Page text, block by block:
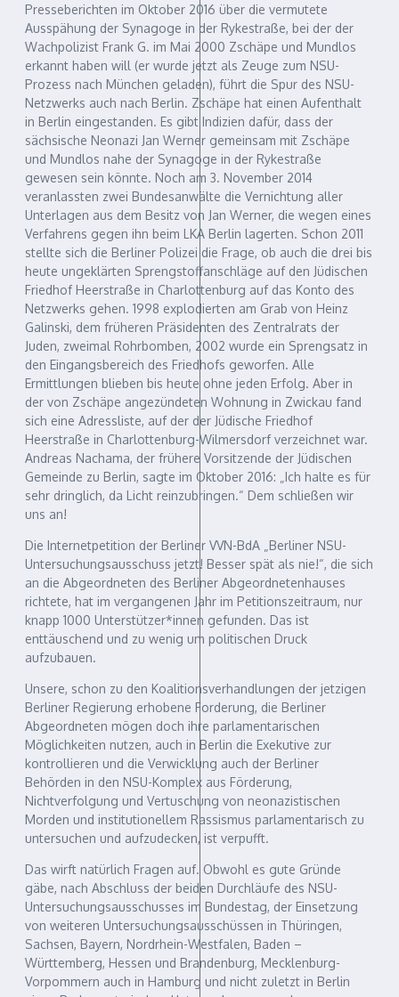
Presseberichten im Oktober 2016 über die vermutete
Ausspähung der Synagoge in der Rykestraße, bei der der
Wachpolizist Frank G. im Mai 2000 Zschäpe und Mundlos
erkannt haben will (er wurde jetzt als Zeuge zum NSU-
Prozess nach München geladen), führt die Spur des NSU-
Netzwerks auch nach Berlin. Zschäpe hat einen Aufenthalt
in Berlin eingestanden. Es gibt Indizien dafür, dass der
sächsische Neonazi Jan Werner gemeinsam mit Zschäpe
und Mundlos nahe der Synagoge in der Rykestraße
gewesen sein könnte. Noch am 3. November 2014
veranlassten zwei Bundesanwälte die Vernichtung aller
Unterlagen aus dem Besitz von Jan Werner, die wegen eines
Verfahrens gegen ihn beim LKA Berlin lagerten. Schon 2011
stellte sich die Berliner Polizei die Frage, ob auch die drei bis
heute ungeklärten Sprengstoff­anschläge auf den Jüdischen
Friedhof Heerstraße in Charlottenburg auf das Konto des
Netzwerks gehen. 1998 explodierten am Grab von Heinz
Galinski, dem früheren Präsidenten des Zentralrats der
Juden, zweimal Rohrbomben, 2002 wurde ein Sprengsatz in
den Eingangsbereich des Friedhofs geworfen. Alle
Ermittlungen blieben bis heute ohne jeden Erfolg. Aber in
der von Zschäpe angezündeten Wohnung in Zwickau fand
sich eine Adressliste, auf der der Jüdische Friedhof
Heerstraße in Charlottenburg-Wilmersdorf verzeichnet war.
Andreas Nachama, der frühere Vorsitzende der Jüdischen
Gemeinde zu Berlin, sagte im Oktober 2016: „Ich halte es für
sehr dringlich, da Licht reinzubringen.“ Dem schließen wir
uns an!
Die Internetpetition der Berliner VVN-BdA „Berliner NSU-
Untersuchungsausschuss jetzt! Besser spät als nie!“, die sich
an die Abgeordneten des Berliner Abgeordnetenhauses
richtete, hat im vergangenen Jahr im Petitionszeitraum, nur
knapp 1000 Unterstützer*innen gefunden. Das ist
enttäuschend und zu wenig um politischen Druck
aufzubauen.
Unsere, schon zu den Koalitionsverhandlungen der jetzigen
Berliner Regierung erhobene Forderung, die Berliner
Abgeordneten mögen doch ihre parlamentarischen
Möglichkeiten nutzen, auch in Berlin die Exekutive zur
kontrollieren und die Verwicklung auch der Berliner
Behörden in den NSU-Komplex aus Förderung,
Nichtverfolgung und Vertuschung von neonazistischen
Morden und institutionellem Rassismus parlamentarisch zu
untersuchen und aufzudecken, ist verpufft.
Das wirft natürlich Fragen auf. Obwohl es gute Gründe
gäbe, nach Abschluss der beiden Durchläufe des NSU-
Untersuchungsausschusses im Bundestag, der Einsetzung
von weiteren Untersuchungsausschüssen in Thüringen,
Sachsen, Bayern, Nordrhein-Westfalen, Baden –
Württemberg, Hessen und Brandenburg, Mecklenburg-
Vorpommern auch in Hamburg und nicht zuletzt in Berlin